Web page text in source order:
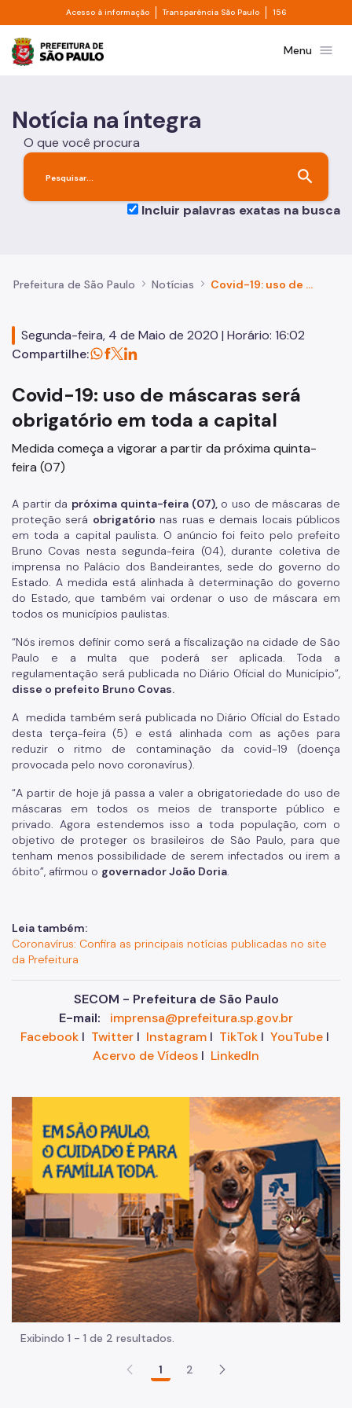
Pular para o Conteúdo principal
Acesso à informação Divisor de acesso à informação
Transparência São Paulo Divisor de
156
Prefeitura de São PauloMenu menu
Notícia na íntegra
O que você procura
search
Incluir palavras exatas na busca
Prefeitura de São Paulo Notícias Covid-19: uso de máscaras será obrigatório em toda a capital
Segunda-feira, 4 de Maio de 2020 | Horário: 16:02
Compartilhe:
Covid-19: uso de máscaras será
obrigatório em toda a capital
Medida começa a vigorar a partir da próxima quinta-
feira (07)
A partir da próxima quinta-feira (07),o uso de máscaras de
proteção será obrigatório nas ruas e demais locais públicos
em toda a capital paulista. O anúncio foi feito pelo prefeito
Bruno Covas nesta segunda-feira (04), durante coletiva de
imprensa no Palácio dos Bandeirantes, sede do governo do
Estado. A medida está alinhada à determinação do governo
do Estado, que também vai ordenar o uso de máscara em
todos os municípios paulistas.
“Nós iremos definir como será a fiscalização na cidade de São
Paulo e a multa que poderá ser aplicada. Toda a
regulamentação será publicada no Diário Oficial do Município”,
disse o prefeito Bruno Covas.
A medida também será publicada no Diário Oficial do Estado
desta terça-feira (5) e está alinhada com as ações para
reduzir o ritmo de contaminação da covid-19 (doença
provocada pelo novo coronavírus).
“A partir de hoje já passa a valer a obrigatoriedade do uso de
máscaras em todos os meios de transporte público e
privado. Agora estendemos isso a toda população, com o
objetivo de proteger os brasileiros de São Paulo, para que
tenham menos possibilidade de serem infectados ou irem a
óbito”, afirmou o governador João Doria.
Leia também:
Coronavírus: Confira as principais notícias publicadas no site
da Prefeitura
SECOM - Prefeitura de São Paulo
E-mail:
imprensa@prefeitura.sp.gov.br
FacebookI TwitterI InstagramI TikTokI YouTubeI
Acervo de Vídeos I LinkedIn
Exibindo 1 - 1 de 2 resultados.
1 2